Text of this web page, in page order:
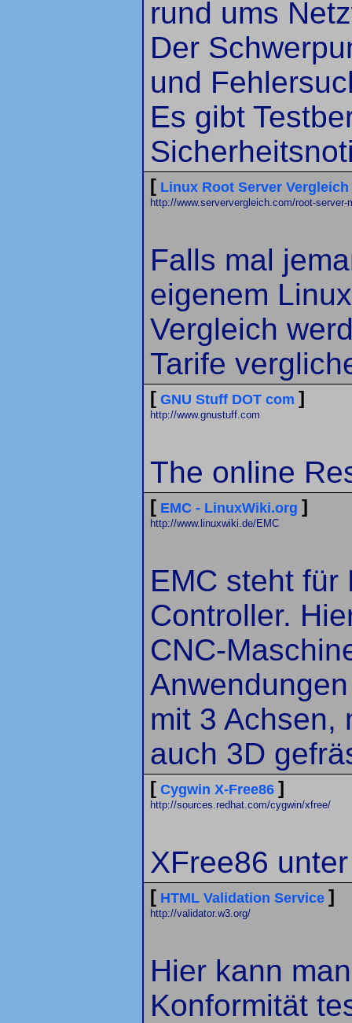
rund ums
Der
und
Es gibt
[ Linux Root Server Vergleich
http://www.serververgleich.com/root-server-
Falls mal
eigenem
Vergleich
Tarife
[ GNU Stuff DOT com ]
http://www.gnustuff.com
The online
[ EMC - LinuxWiki.org ]
http://www.linuxwiki.de/EMC
EMC steht für
Controller.
CNC-
mit 3 Achsen,
auch 3D
[ Cygwin X-Free86 ]
http://sources.redhat.com/cygwin/xfree/
XFree86
[ HTML Validation Service ]
http://validator.w3.org/
Hier kann
Konformität